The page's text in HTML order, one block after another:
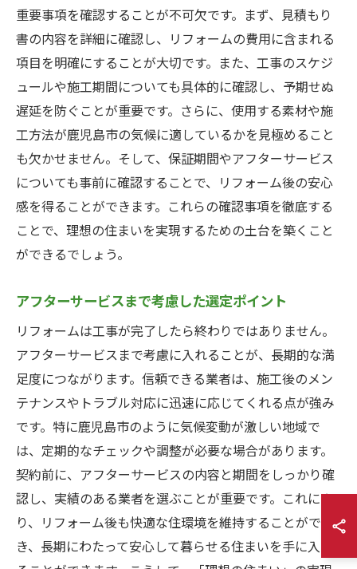
重要事項を確認することが不可欠です。まず、見積もり
書の内容を詳細に確認し、リフォームの費用に含まれる
項目を明確にすることが大切です。また、工事のスケジ
ュールや施工期間についても具体的に確認し、予期せぬ
遅延を防ぐことが重要です。さらに、使用する素材や施
工方法が鹿児島市の気候に適しているかを見極めること
も欠かせません。そして、保証期間やアフターサービス
についても事前に確認することで、リフォーム後の安心
感を得ることができます。これらの確認事項を徹底する
ことで、理想の住まいを実現するための土台を築くこと
ができるでしょう。
アフターサービスまで考慮した選定ポイント
リフォームは工事が完了したら終わりではありません。
アフターサービスまで考慮に入れることが、長期的な満
足度につながります。信頼できる業者は、施工後のメン
テナンスやトラブル対応に迅速に応じてくれる点が強み
です。特に鹿児島市のように気候変動が激しい地域で
は、定期的なチェックや調整が必要な場合があります。
契約前に、アフターサービスの内容と期間をしっかり確
認し、実績のある業者を選ぶことが重要です。これによ
り、リフォーム後も快適な住環境を維持することがで
き、長期にわたって安心して暮らせる住まいを手に入れ